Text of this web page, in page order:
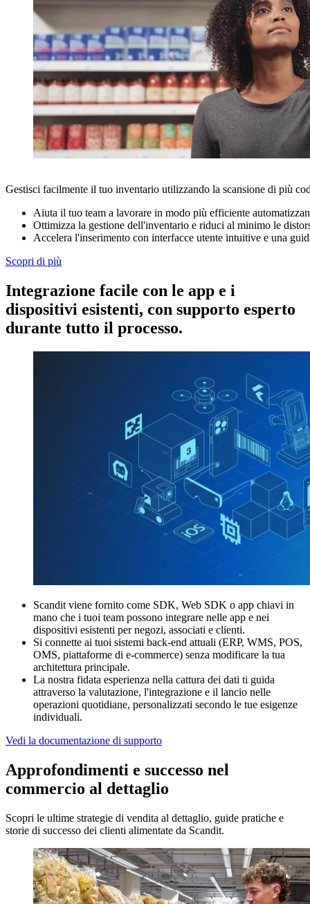
Gestisci facilmente il tuo inventario utilizzando la scansione di più
Aiuta il tuo team a lavorare in modo più efficiente
Ottimizza la gestione dell'inventario e riduci al minimo le
Accelera l'inserimento con interfacce utente intuitive e una
Scopri di più
Integrazione facile con le app e i
dispositivi esistenti, con supporto esperto
durante tutto il processo.
Scandit viene fornito come SDK, Web SDK o app chiavi in
mano che i tuoi team possono integrare nelle app e nei
dispositivi esistenti per negozi, associati e clienti.
Si connette ai tuoi sistemi back-end attuali (ERP, WMS, POS,
OMS, piattaforme di e-commerce) senza modificare la tua
architettura principale.
La nostra fidata esperienza nella cattura dei dati ti guida
attraverso la valutazione, l'integrazione e il lancio nelle
operazioni quotidiane, personalizzati secondo le tue esigenze
individuali.
Vedi la documentazione di supporto
Approfondimenti e successo nel
commercio al dettaglio
Scopri le ultime strategie di vendita al dettaglio, guide pratiche e
storie di successo dei clienti alimentate da Scandit.